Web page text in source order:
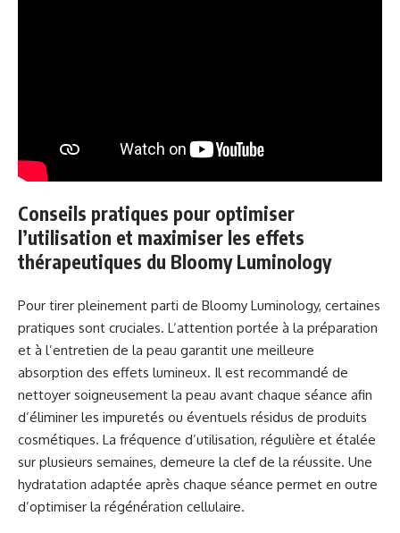
Conseils pratiques pour optimiser
l’utilisation et maximiser les effets
thérapeutiques du Bloomy Luminology
Pour tirer pleinement parti de Bloomy Luminology, certaines
pratiques sont cruciales. L’attention portée à la préparation
et à l’entretien de la peau garantit une meilleure
absorption des effets lumineux. Il est recommandé de
nettoyer soigneusement la peau avant chaque séance afin
d’éliminer les impuretés ou éventuels résidus de produits
cosmétiques. La fréquence d’utilisation, régulière et étalée
sur plusieurs semaines, demeure la clef de la réussite. Une
hydratation adaptée après chaque séance permet en outre
d’optimiser la régénération cellulaire.